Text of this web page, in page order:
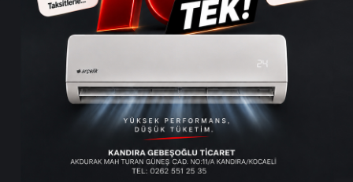
Ana Sayfa›Genel
Kandıra Merkez Hayır
Dedi
29 sandıktan 3720 EVET çıkarken 3899 HAYIR